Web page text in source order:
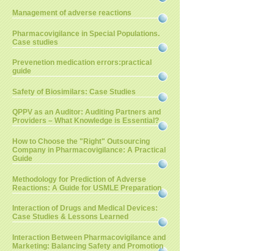
Management of adverse reactions
Pharmacovigilance in Special Populations.
Case studies
Prevenetion medication errors:practical
guide
Safety of Biosimilars: Case Studies
QPPV as an Auditor: Auditing Partners and
Providers – What Knowledge is Essential?
How to Choose the "Right" Outsourcing
Company in Pharmacovigilance: A Practical
Guide
Methodology for Prediction of Adverse
Reactions: A Guide for USMLE Preparation
Interaction of Drugs and Medical Devices:
Case Studies & Lessons Learned
Interaction Between Pharmacovigilance and
Marketing: Balancing Safety and Promotion